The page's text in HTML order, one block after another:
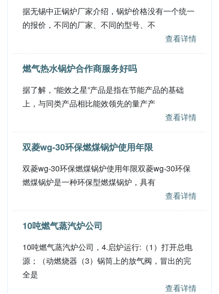
据无锡中正锅炉厂家介绍，锅炉价格没有一个统一
的报价，不同的厂家、不同的型号、不
查看详情
燃气热水锅炉合作商服务好吗
据了解，“能效之星”产品是指在节能产品的基础
上，与同类产品相比能效领先的量产产
查看详情
双菱wg-30环保燃煤锅炉使用年限
双菱wg-30环保燃煤锅炉使用年限双菱wg-30环保
燃煤锅炉是一种环保型燃煤锅炉，具有
查看详情
10吨燃气蒸汽炉公司
10吨燃气蒸汽炉公司，4.启炉运行:（1）打开总电
源；（动燃烧器（3）锅筒上的放气阀，冒出的完
全是
查看详情